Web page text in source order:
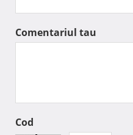
Comentariul tau
Cod